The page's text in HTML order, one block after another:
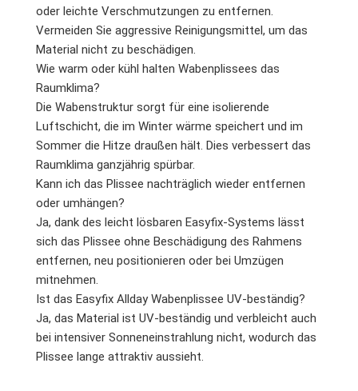
oder leichte Verschmutzungen zu entfernen.
Vermeiden Sie aggressive Reinigungsmittel, um das
Material nicht zu beschädigen.
Wie warm oder kühl halten Wabenplissees das
Raumklima?
Die Wabenstruktur sorgt für eine isolierende
Luftschicht, die im Winter wärme speichert und im
Sommer die Hitze draußen hält. Dies verbessert das
Raumklima ganzjährig spürbar.
Kann ich das Plissee nachträglich wieder entfernen
oder umhängen?
Ja, dank des leicht lösbaren Easyfix-Systems lässt
sich das Plissee ohne Beschädigung des Rahmens
entfernen, neu positionieren oder bei Umzügen
mitnehmen.
Ist das Easyfix Allday Wabenplissee UV-beständig?
Ja, das Material ist UV-beständig und verbleicht auch
bei intensiver Sonneneinstrahlung nicht, wodurch das
Plissee lange attraktiv aussieht.